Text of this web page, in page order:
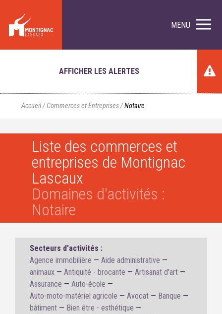
MENU
AFFICHER LES ALERTES
Accueil/Commerces et Entreprises/Notaire
Liste des commerces et
entreprises de Montignac
Lascaux
Domaines d'activités :
Notaire
Secteurs d'activités :
Agence immobilière
Aide administrative
animaux
Antiquité - brocante
Artisanat d'art
Assurance
Auto-école
Auto-moto-matériel agricole
Avocat
Banque
bâtiment
Bien être - esthétique